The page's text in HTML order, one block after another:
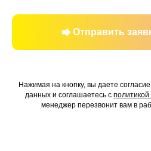
Отправить
Нажимая на кнопку, вы даете
данных и соглашаетесь c
менеджер перезвонит вам в